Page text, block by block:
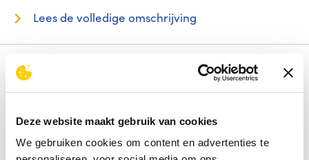
Deze website maakt gebruik van cookies
We gebruiken cookies om content en advertenties te
Lees de volledige omschrijving
Specificaties
Beeldschermdiag.14 inch
Opslagcapaciteit1000 GB
ProcessorfamilieSnapdragon
Besturingssysteem Windows 11 Pro